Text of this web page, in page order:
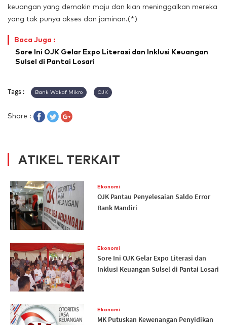
keuangan yang demakin maju dan kian meninggalkan mereka
yang tak punya akses dan jaminan.(*)
Baca Juga :
Sore Ini OJK Gelar Expo Literasi dan Inklusi Keuangan
Sulsel di Pantai Losari
Tags : Bank Wakaf Mikro OJK
Share :
ATIKEL TERKAIT
Ekonomi
OJK Pantau Penyelesaian Saldo Error
Bank Mandiri
Ekonomi
Sore Ini OJK Gelar Expo Literasi dan
Inklusi Keuangan Sulsel di Pantai Losari
Ekonomi
MK Putuskan Kewenangan Penyidikan